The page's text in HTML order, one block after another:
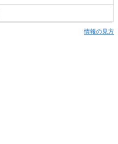
情報の見方